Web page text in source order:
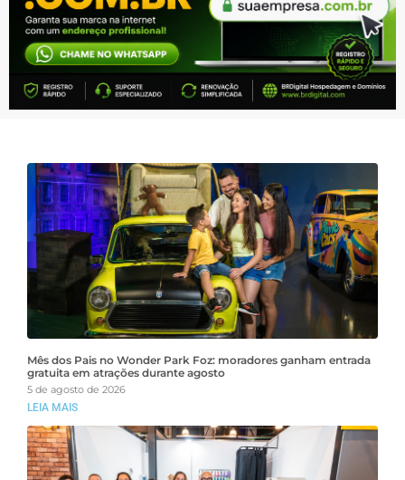
Mês dos Pais no Wonder Park Foz: moradores ganham entrada
gratuita em atrações durante agosto
5 de agosto de 2026
LEIA MAIS